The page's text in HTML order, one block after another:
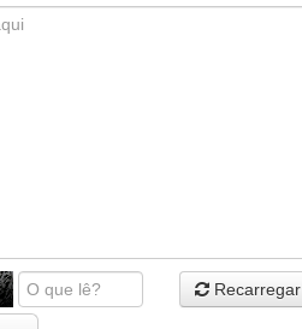
Recarregar